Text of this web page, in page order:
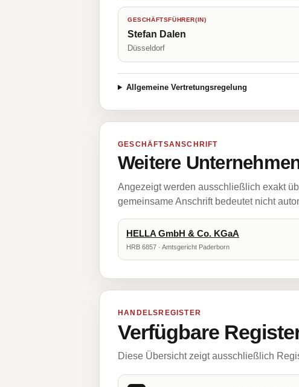
GESCHÄFTSFÜHRER(IN)
Stefan Dalen
Düsseldorf
Allgemeine Vertretungsregelung
GESCHÄFTSANSCHRIFT
Weitere
Angezeigt werden ausschließlich exakt
gemeinsame Anschrift bedeutet nicht
HELLA GmbH & Co. KGaA
HRB 6857 · Amtsgericht Paderborn
HANDELSREGISTER
Verfügbare
Diese Übersicht zeigt ausschließlich